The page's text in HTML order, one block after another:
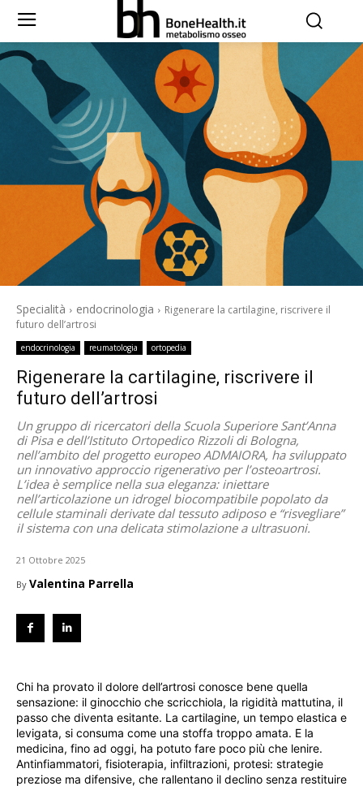
Specialità endocrinologia
Rigenerare la cartilagine, riscrivere il
futuro dell’artrosi
endocrinologia reumatologia ortopedia
Rigenerare la cartilagine, riscrivere il
futuro dell’artrosi
Un gruppo di ricercatori della Scuola Superiore Sant’Anna
di Pisa e dell’Istituto Ortopedico Rizzoli di Bologna,
nell’ambito del progetto europeo ADMAIORA, ha sviluppato
un innovativo approccio rigenerativo per l’osteoartrosi.
L’idea è semplice nella sua eleganza: iniettare
nell’articolazione un idrogel biocompatibile popolato da
cellule staminali derivate dal tessuto adiposo e “risvegliare”
il sistema con una delicata stimolazione a ultrasuoni.
21 Ottobre 2025
By Valentina Parrella
Chi ha provato il dolore dell’artrosi conosce bene quella
sensazione: il ginocchio che scricchiola, la rigidità mattutina, il
passo che diventa esitante. La cartilagine, un tempo elastica e
levigata, si consuma come una stoffa troppo amata. E la
medicina, fino ad oggi, ha potuto fare poco più che lenire.
Antinfiammatori, fisioterapia, infiltrazioni, protesi: strategie
preziose ma difensive, che rallentano il declino senza restituire